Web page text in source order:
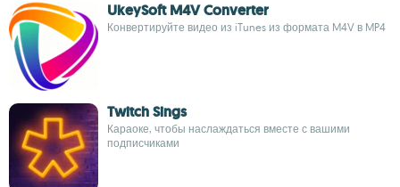
UkeySoft M4V Converter
Конвертируйте видео из iTunes из формата M4V в MP4
Twitch Sings
Караоке, чтобы наслаждаться вместе с вашими
подписчиками